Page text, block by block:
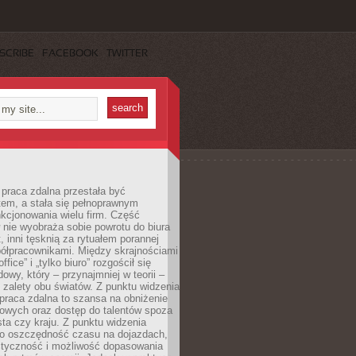
FACEBOOK TWITTER
zdalna przestała być
a stała się pełnoprawnym
wielu firm. Część
nie wyobraża sobie powrotu do biura
inni tęsknią za rytuałem porannej
Między skrajnościami
i „tylko biuro” rozgościł się
który – przynajmniej w teorii –
zalety obu światów. Z punktu widzenia
zdalna to szansa na obniżenie
oraz dostęp do talentów spoza
czy kraju. Z punktu widzenia
oszczędność czasu na dojazdach,
i możliwość dopasowania